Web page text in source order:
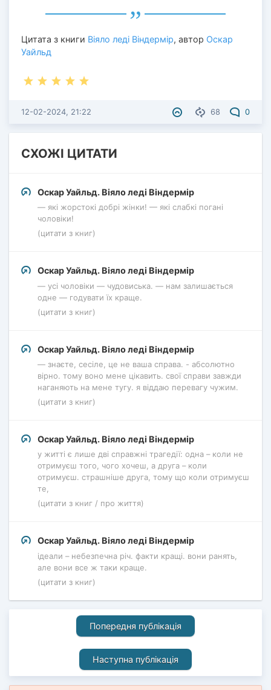
Цитата з книги Віяло леді Віндермір, автор Оскар
Уайльд
68 0
12-02-2024, 21:22
СХОЖІ ЦИТАТИ
Оскар Уайльд. Віяло леді Віндермір
— які жорстокі добрі жінки! — які слабкі погані
чоловіки!
(цитати з книг)
Оскар Уайльд. Віяло леді Віндермір
— усі чоловіки — чудовиська. — нам залишається
одне — годувати їх краще.
(цитати з книг)
Оскар Уайльд. Віяло леді Віндермір
— знаєте, сесіле, це не ваша справа. - абсолютно
вірно. тому воно мене цікавить. свої справи завжди
наганяють на мене тугу. я віддаю перевагу чужим.
(цитати з книг)
Оскар Уайльд. Віяло леді Віндермір
у житті є лише дві справжні трагедії: одна – коли не
отримуєш того, чого хочеш, а друга – коли
отримуєш. страшніше друга, тому що коли отримуєш
те,
(цитати з книг / про життя)
Оскар Уайльд. Віяло леді Віндермір
ідеали – небезпечна річ. факти кращі. вони ранять,
але вони все ж таки краще.
(цитати з книг)
Попередня публікація
Наступна публікація